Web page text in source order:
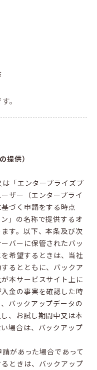
。
提供）
「エンタープライズプ
ザー（エンタープライ
づく申請をする時点
」の名称で提供するオ
す。以下、本条及び次
バーに保管されたバッ
希望するときは、当社
るとともに、バックア
本サービスサイト上に
金の事実を確認した時
バックアップデータの
、お試し期間中又は本
場合は、バックアップ
があった場合であって
ときは、バックアップ